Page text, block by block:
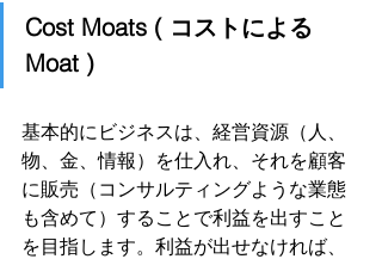
Cost Moats ( コストによる
Moat )
基本的にビジネスは、経営資源（人、
物、金、情報）を仕入れ、それを顧客
に販売（コンサルティングような業態
も含めて）することで利益を出すこと
を目指します。利益が出せなければ、